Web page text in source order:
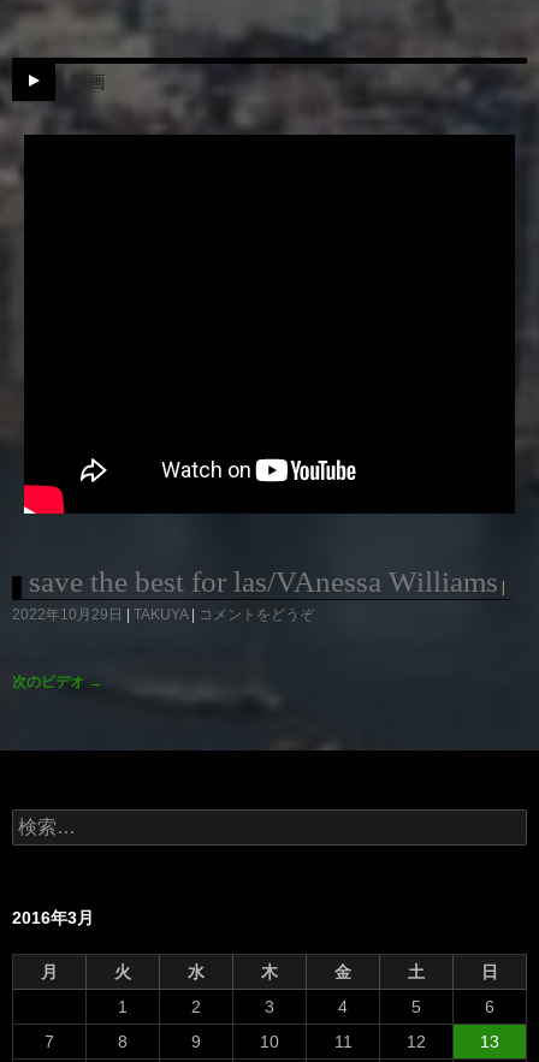
動画
save the best for las/VAnessa Williams
2022年10月29日 TAKUYA コメントをどうぞ
次のビデオ →
検
索:
2016年3月
月 火 水 木 金 土
日
1
2 3 4 5
6
7
8 9 10 11 12
13